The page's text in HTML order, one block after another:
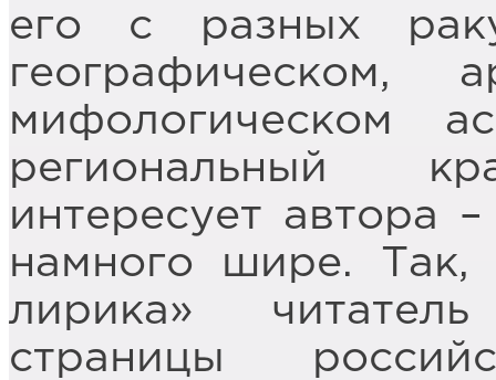
его с разных
географическом,
мифологическом
региональный
интересует автора
намного шире. Так,
лирика»
страницы